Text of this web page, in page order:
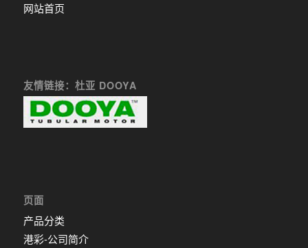
网站首页
友情链接：杜亚 DOOYA
页面
产品分类
港彩-公司简介